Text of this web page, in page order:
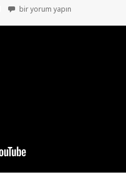
ATOMU UNUTUN – HER ŞEYİN
bir yorum yapın